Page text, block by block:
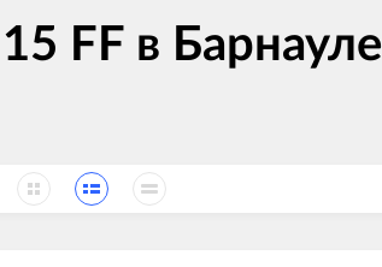
FF в Барнауле